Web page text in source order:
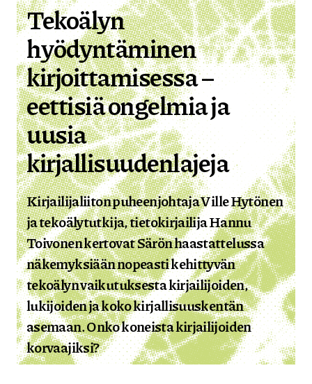
Tekoälyn
hyödyntäminen
kirjoittamisessa –
eettisiä ongelmia ja
uusia
kirjallisuudenlajeja
Kirjailijaliiton puheenjohtaja Ville Hytönen
ja tekoälytutkija, tietokirjailija Hannu
Toivonen kertovat Särön haastattelussa
näkemyksiään nopeasti kehittyvän
tekoälyn vaikutuksesta kirjailijoiden,
lukijoiden ja koko kirjallisuuskentän
asemaan. Onko koneista kirjailijoiden
korvaajiksi?